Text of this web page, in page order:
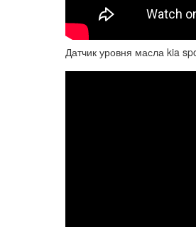
Датчик уровня масла kia